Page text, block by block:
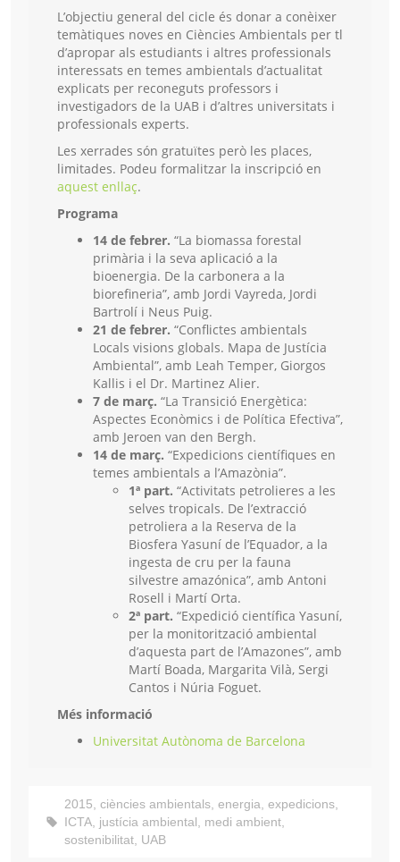
L’objectiu general del cicle és donar a conèixer
temàtiques noves en Ciències Ambientals per tl
d’apropar als estudiants i altres professionals
interessats en temes ambientals d’actualitat
explicats per reconeguts professors i
investigadors de la UAB i d’altres universitats i
professionals experts.
Les xerrades són gratuïtes però les places,
limitades. Podeu formalitzar la inscripció en
aquest enllaç.
Programa
14 de febrer. “La biomassa forestal
primària i la seva aplicació a la
bioenergia. De la carbonera a la
biorefineria”, amb Jordi Vayreda, Jordi
Bartrolí i Neus Puig.
21 de febrer. “Conflictes ambientals
Locals visions globals. Mapa de Justícia
Ambiental”, amb Leah Temper, Giorgos
Kallis i el Dr. Martinez Alier.
7 de març. “La Transició Energètica:
Aspectes Econòmics i de Política Efectiva”,
amb Jeroen van den Bergh.
14 de març. “Expedicions científiques en
temes ambientals a l’Amazònia”.
1ª part. “Activitats petrolieres a les
selves tropicals. De l’extracció
petroliera a la Reserva de la
Biosfera Yasuní de l’Equador, a la
ingesta de cru per la fauna
silvestre amazónica”, amb Antoni
Rosell i Martí Orta.
2ª part. “Expedició científica Yasuní,
per la monitorització ambiental
d’aquesta part de l’Amazones”, amb
Martí Boada, Margarita Vilà, Sergi
Cantos i Núria Foguet.
Més informació
Universitat Autònoma de Barcelona
2015, ciències ambientals, energia, expedicions,
ICTA, justícia ambiental, medi ambient,
sostenibilitat, UAB